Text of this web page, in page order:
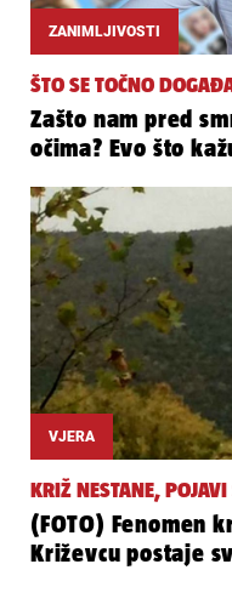
ZANIMLJIVOSTI
ŠTO SE TOČNO
Zašto nam pred
očima? Evo što
VJERA
KRIŽ NESTANE, POJAVI
(FOTO) Fenomen
Križevcu postaje